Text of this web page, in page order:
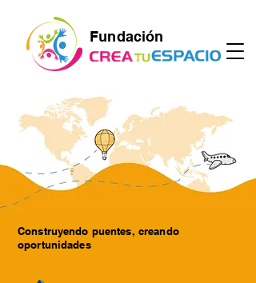
Fundación
Construyendo puentes, creando
oportunidades